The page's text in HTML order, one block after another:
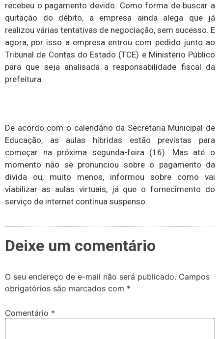
recebeu o pagamento devido. Como forma de buscar a
quitação do débito, a empresa ainda alega que já
realizou várias tentativas de negociação, sem sucesso. E
agora, por isso a empresa entrou com pedido junto ao
Tribunal de Contas do Estado (TCE) e Ministério Público
para que seja analisada a responsabilidade fiscal da
prefeitura.
De acordo com o calendário da Secretaria Municipal de
Educação, as aulas híbridas estão previstas para
começar na próxima segunda-feira (16). Mas até o
momento não se pronunciou sobre o pagamento da
dívida ou, muito menos, informou sobre como vai
viabilizar as aulas virtuais, já que o fornecimento do
serviço de internet continua suspenso.
Deixe um comentário
O seu endereço de e-mail não será publicado. Campos
obrigatórios são marcados com *
Comentário *